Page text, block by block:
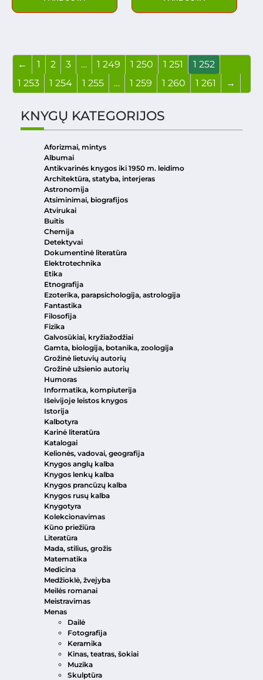
← 1 2 3 … 1 249 1 250 1 251
1 252
1 253
1 254 1 255 … 1 259 1 260 1 261 →
KNYGŲ KATEGORIJOS
Aforizmai, mintys
Albumai
Antikvarinės knygos iki 1950 m. leidimo
Architektūra, statyba, interjeras
Astronomija
Atsiminimai, biografijos
Atvirukai
Buitis
Chemija
Detektyvai
Dokumentinė literatūra
Elektrotechnika
Etika
Etnografija
Ezoterika, parapsichologija, astrologija
Fantastika
Filosofija
Fizika
Galvosūkiai, kryžiažodžiai
Gamta, biologija, botanika, zoologija
Grožinė lietuvių autorių
Grožinė užsienio autorių
Humoras
Informatika, kompiuterija
Išeivijoje leistos knygos
Istorija
Kalbotyra
Karinė literatūra
Katalogai
Kelionės, vadovai, geografija
Knygos anglų kalba
Knygos lenkų kalba
Knygos prancūzų kalba
Knygos rusų kalba
Knygotyra
Kolekcionavimas
Kūno priežiūra
Literatūra
Mada, stilius, grožis
Matematika
Medicina
Medžioklė, žvejyba
Meilės romanai
Meistravimas
Menas
Dailė
Fotografija
Keramika
Kinas, teatras, šokiai
Muzika
Skulptūra